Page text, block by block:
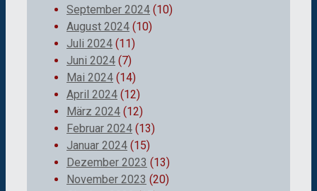
September 2024 (10)
August 2024 (10)
Juli 2024 (11)
Juni 2024 (7)
Mai 2024 (14)
April 2024 (12)
März 2024 (12)
Februar 2024 (13)
Januar 2024 (15)
Dezember 2023 (13)
November 2023 (20)